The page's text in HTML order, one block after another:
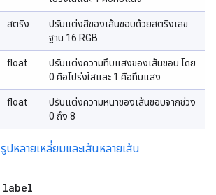
สตริง
ปรับแต่งสีของเส้นขอบด้วยสตริงเลข
ฐาน 16 RGB
float
ปรับแต่งความทึบแสงของเส้นขอบ โดย
0 คือโปร่งใสและ 1 คือทึบแสง
float
ปรับแต่งความหนาของเส้นขอบจากช่วง
0 ถึง 8
รูปหลายเหลี่ยมและเส้นหลายเส้น
label